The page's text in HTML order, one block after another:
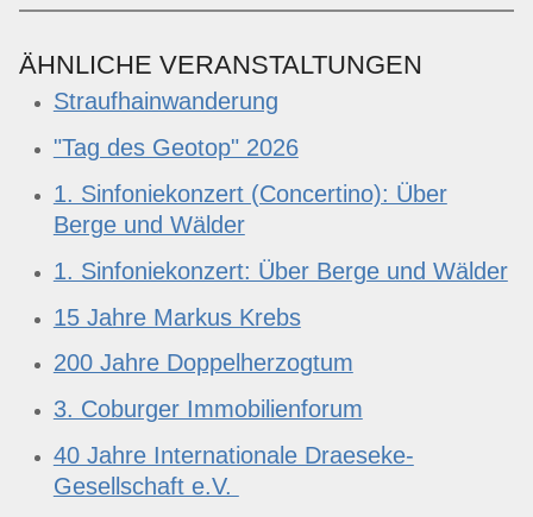
ÄHNLICHE VERANSTALTUNGEN
Straufhainwanderung
"Tag des Geotop" 2026
1. Sinfoniekonzert (Concertino): Über
Berge und Wälder
1. Sinfoniekonzert: Über Berge und Wälder
15 Jahre Markus Krebs
200 Jahre Doppelherzogtum
3. Coburger Immobilienforum
40 Jahre Internationale Draeseke-
Gesellschaft e.V.